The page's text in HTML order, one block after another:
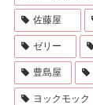
佐藤屋
ゼリー
豊島屋
ヨックモック